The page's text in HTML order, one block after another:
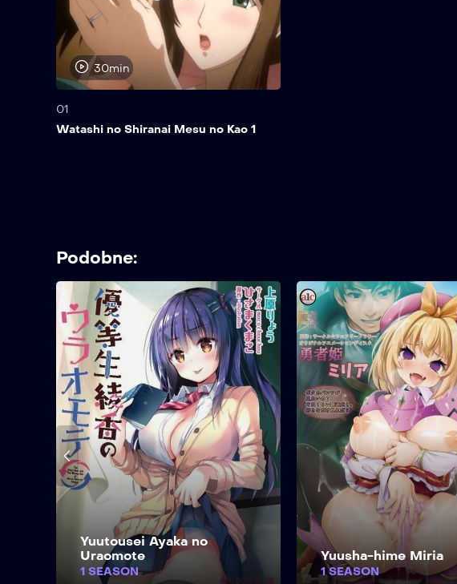
30min
01
Watashi no Shiranai Mesu no Kao 1
Podobne:
Yuutousei Ayaka no
Uraomote
1 SEASON
Yuusha-hime Miria
1 SEASON